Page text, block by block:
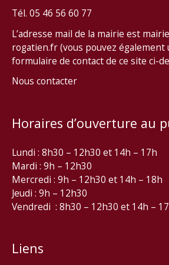
Tél. 05 46 56 60 77
L’adresse mail de la mairie est
rogatien.fr (vous pouvez également
formulaire de contact de ce site ci-
Nous contacter
Horaires d’ouverture au
Lundi : 8h30 – 12h30 et 14h – 17h
Mardi : 9h – 12h30
Mercredi : 9h – 12h30 et 14h – 18h
Jeudi : 9h – 12h30
Vendredi : 8h30 – 12h30 et 14h –
Liens